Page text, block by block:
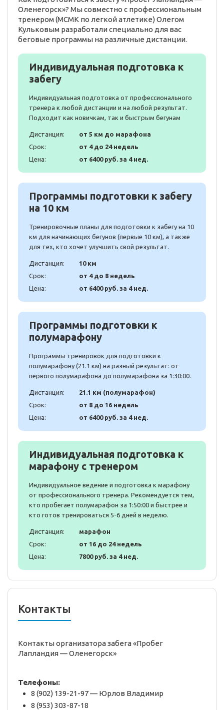
Оленегорск»? Мы совместно с профессиональным
тренером (МСМК по легкой атлетике) Олегом
Кульковым разработали специально для вас
беговые программы на различные дистанции.
Индивидуальная подготовка к
забегу
Индивидуальная подготовка от профессионального
тренера к любой дистанции и на любой результат.
Подходит как новичкам, так и быстрым бегунам
Дистанция:
от 5 км до марафона
Срок:
от 4 до 24 недель
Цена:
от 6400 руб. за 4 нед.
Программы подготовки к забегу
на 10 км
Тренировочные планы для подготовки к забегу на 10
км для начинающих бегунов (первые 10 км), а также
для тех, кто хочет улучшить свой результат.
Дистанция:
10 км
Срок:
от 4 до 8 недель
Цена:
от 6400 руб. за 4 нед.
Программы подготовки к
полумарафону
Программы тренировок для подготовки к
полумарафону (21.1 км) на разный результат: от
первого полумарафона до полумарафона за 1:30:00.
Дистанция:
21.1 км (полумарафон)
Срок:
от 8 до 16 недель
Цена:
от 6400 руб. за 4 нед.
Индивидуальная подготовка к
марафону с тренером
Индивидуальное ведение и подготовка к марафону
от профессионального тренера. Рекомендуется тем,
кто пробегает полумарафон за 1:50:00 и быстрее и
кто готов тренироваться 5-6 дней в неделю.
Дистанция:
марафон
Срок:
от 16 до 24 недель
Цена:
7800 руб. за 4 нед.
Контакты
Контакты организатора забега «Пробег
Лапландия — Оленегорск»
Телефоны:
8 (902) 139-21-97 — Юрлов Владимир
8 (953) 303-87-18